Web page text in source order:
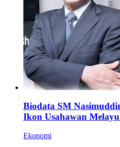
Biodata SM
Ikon Usahawan
Ekonomi